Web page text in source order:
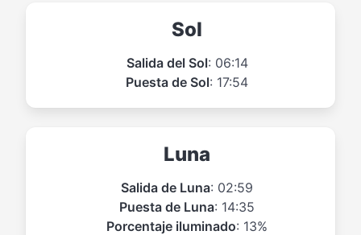
Sol
Salida del Sol: 06:14
Puesta de Sol: 17:54
Luna
Salida de Luna: 02:59
Puesta de Luna: 14:35
Porcentaje iluminado: 13%